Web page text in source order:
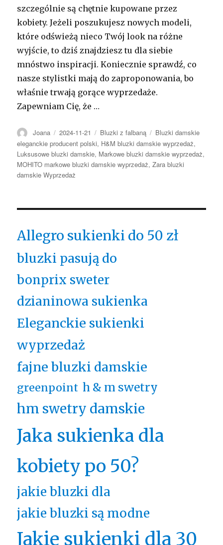
szczególnie są chętnie kupowane przez
kobiety. Jeżeli poszukujesz nowych modeli,
które odświeżą nieco Twój look na różne
wyjście, to dziś znajdziesz tu dla siebie
mnóstwo inspiracji. Koniecznie sprawdź, co
nasze stylistki mają do zaproponowania, bo
właśnie trwają gorące wyprzedaże.
Zapewniam Cię, że …
Autor
Joana Opublikowano
2024-11-21 Kategorie
Bluzki z falbaną Tagi
Bluzki damskie
eleganckie producent polski, H&M bluzki damskie wyprzedaż,
Luksusowe bluzki damskie, Markowe bluzki damskie wyprzedaż,
MOHITO markowe bluzki damskie wyprzedaż,Zara bluzki
damskie Wyprzedaż
Allegro sukienki do 50 zł
bluzki pasują do
bonprix sweter
dzianinowa sukienka
Eleganckie sukienki
wyprzedaż
fajne bluzki damskie
greenpoint h & m swetry
hm swetry damskie
Jaka sukienka dla
kobiety po 50?
jakie bluzki dla
jakie bluzki są modne
Jakie sukienki dla 30